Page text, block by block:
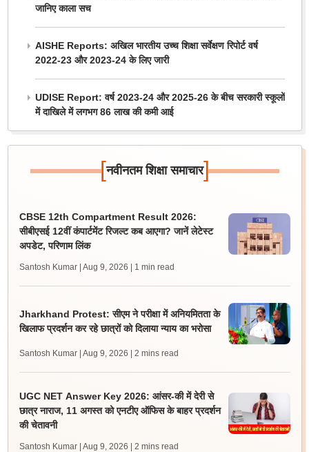
जानिए काला सच
AISHE Reports: अखिल भारतीय उच्च शिक्षा सर्वेक्षण रिपोर्ट वर्ष
2022-23 और 2023-24 के लिए जारी
UDISE Report: वर्ष 2023-24 और 2025-26 के बीच सरकारी स्कूलों
में दाखिले में लगभग 86 लाख की कमी आई
[नवीनतम शिक्षा समाचार]
CBSE 12th Compartment Result 2026:
सीबीएसई 12वीं कंपार्टमेंट रिजल्ट कब आएगा? जानें लेटेस्ट
अपडेट, परिणाम लिंक
Santosh Kumar | Aug 9, 2026 | 1 min read
Jharkhand Protest: सीएम ने परीक्षा में अनियमितता के
खिलाफ प्रदर्शन कर रहे छात्रों को दिलाया न्याय का भरोसा
Santosh Kumar | Aug 9, 2026 | 2 mins read
UGC NET Answer Key 2026: आंसर-की में देरी से
छात्र नाराज, 11 अगस्त को एनटीए ऑफिस के बाहर प्रदर्शन
की चेतावनी
Santosh Kumar | Aug 9, 2026 | 2 mins read